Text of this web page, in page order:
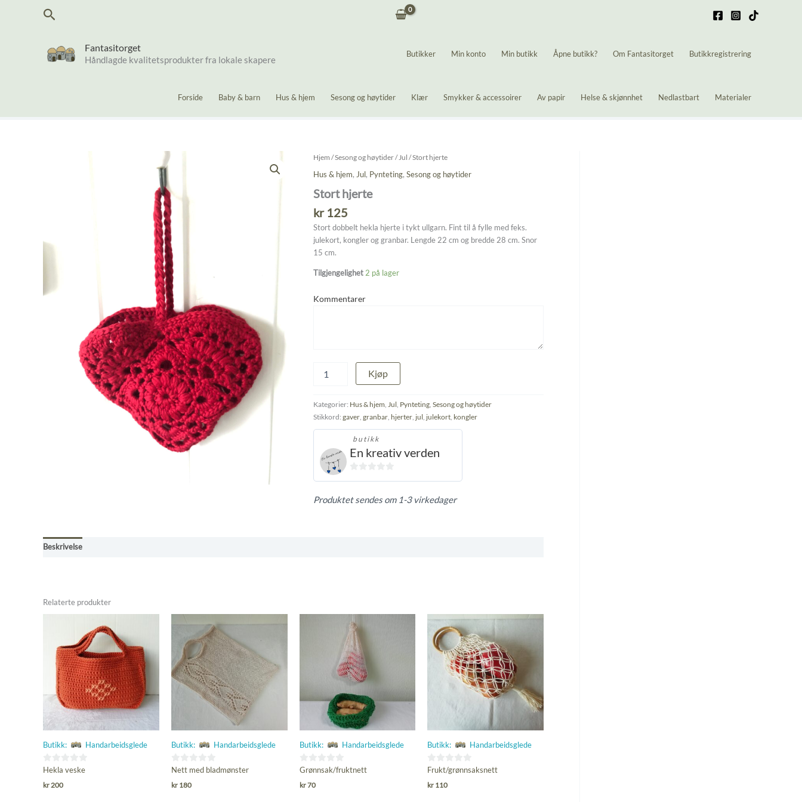
Søk
Fantasitorget
Håndlagde kvalitetsprodukter fra lokale skapere
Butikker Min konto Min butikk Åpne butikk? Om Fantasitorget Butikkregistrering
Forside Baby & barn Hus & hjem Sesong og høytider Klær Smykker & accessoirer Av papir Helse & skjønnhet Nedlastbart Materialer
Hjem /Sesong og høytider/Jul / Stort hjerte
Hus & hjem, Jul, Pynteting,Sesong og høytider
Stort hjerte
kr125
Stort dobbelt hekla hjerte i tykt ullgarn. Fint til å fylle med feks.
julekort, kongler og granbar. Lengde 22 cm og bredde 28 cm. Snor
15 cm.
Tilgjengelighet 2 på lager
Kommentarer
hjerte
Kjøp
Kategorier: Hus & hjem Jul Pynteting ,Sesong og høytider
Stikkord:gaver ,granbar hjerter jul julekort kongler
butikk
En kreativ verden
av
Produktet sendes om 1-3 virkedager
Beskrivelse
Relaterte produkter
Butikk: Handarbeidsglede
0
ut
Hekla veske
kr 200
Butikk: Handarbeidsglede
0
ut
Nett med bladmønster
kr180
Butikk: Handarbeidsglede
0
ut
Grønnsak/fruktnett
kr70
Butikk: Handarbeidsglede
0
ut
Frukt/grønnsaksnett
kr 110